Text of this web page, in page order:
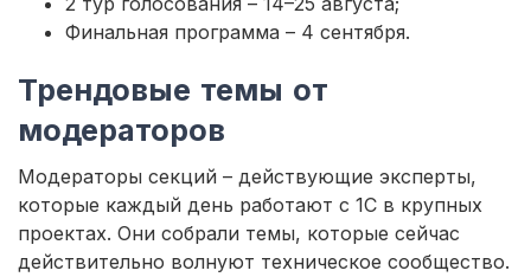
Финальная программа – 4 сентября.
Трендовые темы от
модераторов
Модераторы секций – действующие эксперты,
которые каждый день работают с 1С в крупных
проектах. Они собрали темы, которые сейчас
действительно волнуют техническое сообщество.